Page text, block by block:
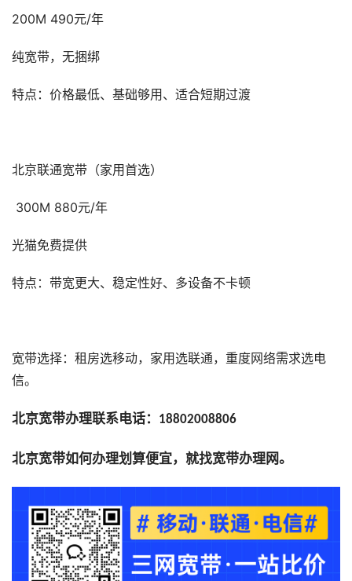
200M 490元/年
纯宽带，无捆绑
特点：价格最低、基础够用、适合短期过渡
北京联通宽带（家用首选）
300M 880元/年
光猫免费提供
特点：带宽更大、稳定性好、多设备不卡顿
宽带选择：租房选移动，家用选联通，重度网络需求选电
信。
北京宽带办理联系电话： 18802008806
北京宽带如何办理划算便宜，就找宽带办理网。